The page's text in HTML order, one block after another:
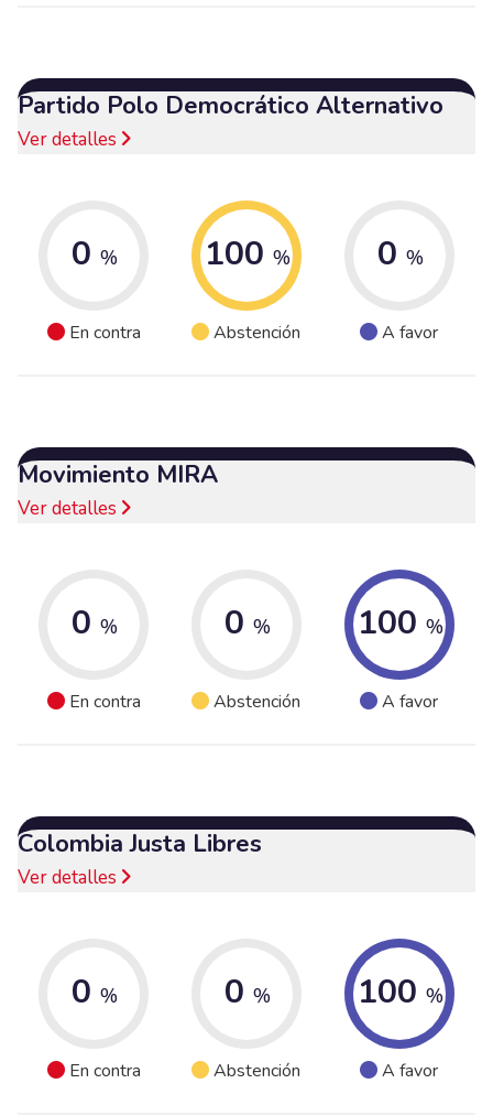
Partido Polo Democrático Alternativo
Ver detalles
0 %
En contra
100 %
Abstención
0 %
A favor
Movimiento MIRA
Ver detalles
0 %
En contra
0 %
Abstención
100 %
A favor
Colombia Justa Libres
Ver detalles
0 %
En contra
0 %
Abstención
100 %
A favor